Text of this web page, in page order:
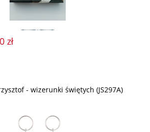
zł
- wizerunki świętych (JS297A)